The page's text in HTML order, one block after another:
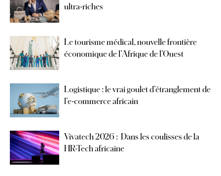
ultra-riches
Le tourisme médical, nouvelle frontière
économique de l’Afrique de l’Ouest
Logistique : le vrai goulet d’étranglement de
l’e-commerce africain
Vivatech 2026 : Dans les coulisses de la
HR-Tech africaine